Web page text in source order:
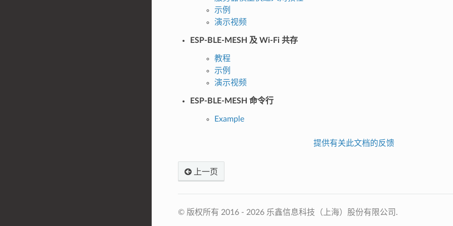
示例
演示视频
ESP-BLE-MESH 及 Wi-Fi 共存
教程
示例
演示视频
ESP-BLE-MESH 命令行
Example
提供有关此文档的反馈
上一页
© 版权所有 2016 - 2026 乐鑫信息科技（上海）股份有限公司.